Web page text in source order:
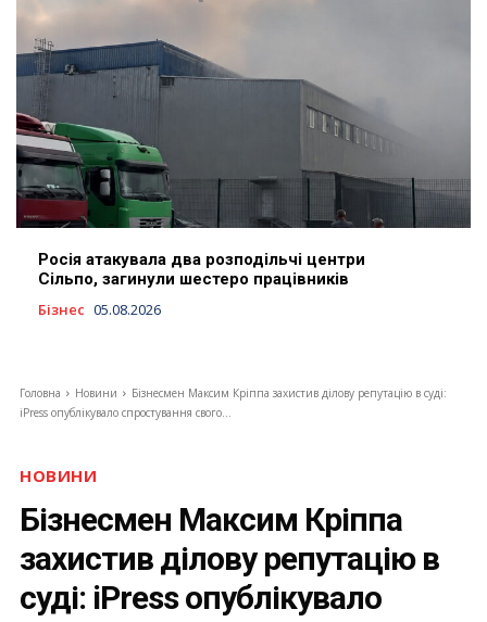
Росія атакувала два розподільчі центри
Сільпо, загинули шестеро працівників
Бізнес 05.08.2026